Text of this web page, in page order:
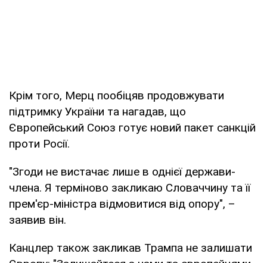
Крім того, Мерц пообіцяв продовжувати
підтримку України та нагадав, що
Європейський Союз готує новий пакет санкцій
проти Росії.
"Згоди не вистачає лише в однієї держави-
члена. Я терміново закликаю Словаччину та її
прем'єр-міністра відмовитися від опору", –
заявив він.
Канцлер також закликав Трампа не залишати